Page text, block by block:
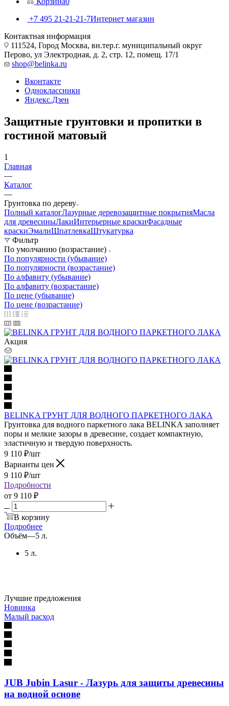
+7 495 21-21-21-7Интернет магазин
Контактная информация
111524, Город Москва, вн.тер.г. муниципальный округ
Перово, ул Электродная, д. 2, стр. 12, помещ. 17/1
shop@belinka.ru
Вконтакте
Одноклассники
Яндекс.Дзен
Защитные грунтовки и пропитки в
гостиной матовый
1
Главная
—
Каталог
—
Грунтовка по дереву
Полный каталогЛазурные деревозащитные покрытияМасла
для древесиныЛакиИнтерьерные краскиФасадные
краскиЭмалиШпатлевкаШтукатурка
Фильтр
По умолчанию (возрастание)
По популярности (убывание)
По популярности (возрастание)
По алфавиту (убывание)
По алфавиту (возрастание)
По цене (убывание)
По цене (возрастание)
Акция
BELINKA ГРУНТ ДЛЯ ВОДНОГО ПАРКЕТНОГО ЛАКА
Грунтовка для водного паркетного лака BELINKA заполняет
поры и мелкие зазоры в древесине, создает компактную,
эластичную и твердую поверхность.
9 110 ₽/шт
Варианты цен
9 110 ₽/шт
Подробности
от 9 110 ₽
В корзину
Подробнее
Объём—5 л.
5 л.
Лучшие предложения
Новинка
Малый расход
JUB Jubin Lasur - Лазурь для защиты древесины
на водной основе